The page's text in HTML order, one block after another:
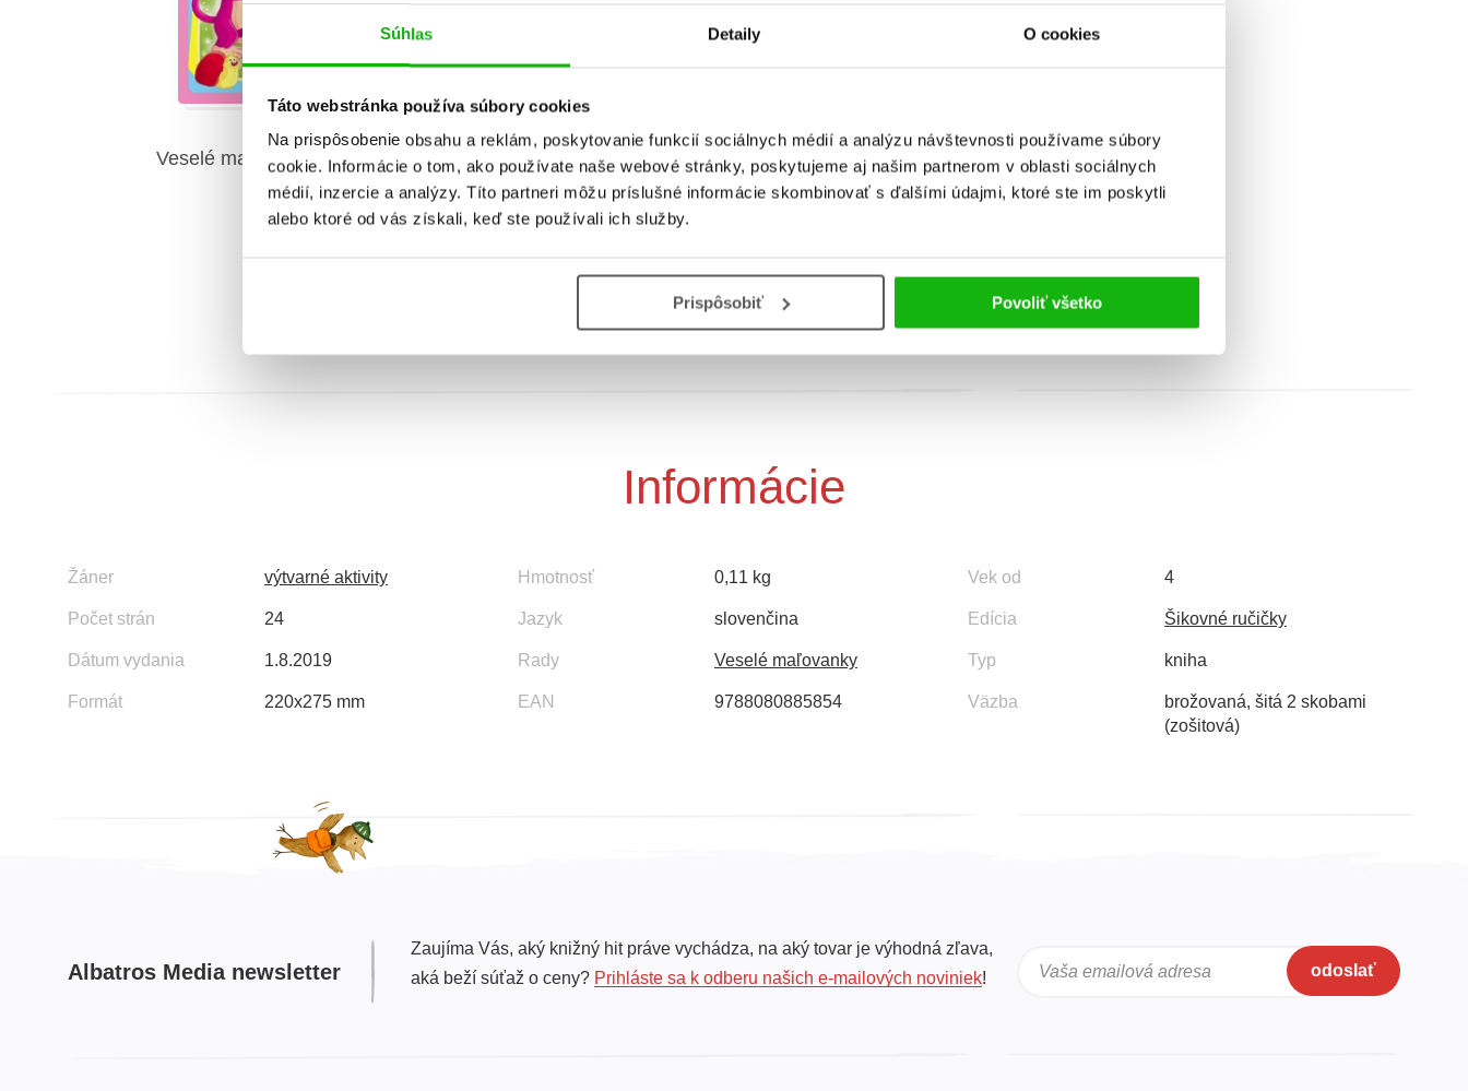
Súhlas Detaily O cookies
Táto webstránka používa súbory cookies
Na prispôsobenie obsahu a reklám, poskytovanie funkcií sociálnych médií a analýzu návštevnosti používame súbory
cookie. Informácie o tom, ako používate naše webové stránky, poskytujeme aj našim partnerom v oblasti sociálnych
médií, inzercie a analýzy. Títo partneri môžu príslušné informácie skombinovať s ďalšími údajmi, ktoré ste im poskytli
alebo ktoré od vás získali, keď ste používali ich služby.
Prispôsobiť Povoliť všetko
Veselé maľovanky: Prvé čísla Veselé maľovanky: V horách
Informácie
Žáner výtvarné aktivity
Počet strán 24
Dátum vydania 1.8.2019
Formát 220x275 mm
Hmotnosť 0,11 kg
Jazyk slovenčina
Rady Veselé maľovanky
EAN 9788080885854
Vek od 4
Edícia Šikovné ručičky
Typ kniha
Väzba
brožovaná, šitá 2 skobami
(zošitová)
Albatros Media newsletter
Zaujíma Vás, aký knižný hit práve vychádza, na aký tovar je výhodná zľava,
aká beží súťaž o ceny? Prihláste sa k odberu našich e-mailových noviniek! Vaša emailová adresa odoslať